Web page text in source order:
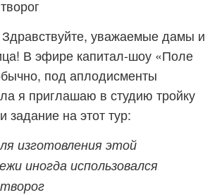
уважаемые дамы и
В эфире капитал-шоу «Поле
под аплодисменты
я приглашаю в студию тройку
задание на этот тур:
изготовления этой
иногда использовался